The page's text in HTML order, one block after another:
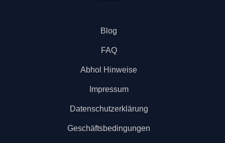
Blog
FAQ
Abhol Hinweise
Impressum
Datenschutzerklärung
Geschäftsbedingungen